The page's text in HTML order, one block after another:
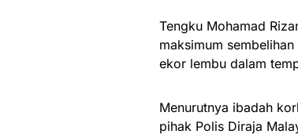
Tengku Mohamad
maksimum
ekor lembu dalam
Menurutnya ibadah
pihak Polis Diraja